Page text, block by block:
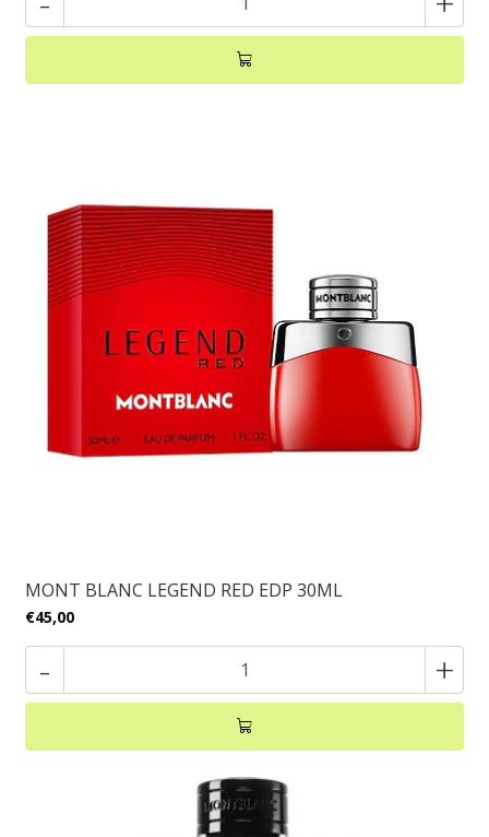
MONT BLANC LEGEND RED EDP 30ML
€45,00
- +